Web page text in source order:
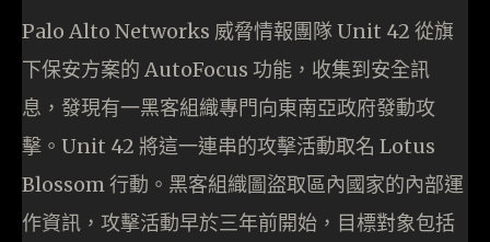
Palo Alto Networks 威脅情報團隊 Unit 42 從旗
下保安方案的 AutoFocus 功能，收集到安全訊
息，發現有一黑客組織專門向東南亞政府發動攻
擊。Unit 42 將這一連串的攻擊活動取名 Lotus
Blossom 行動。黑客組織圖盜取區內國家的內部運
作資訊，攻擊活動早於三年前開始，目標對象包括